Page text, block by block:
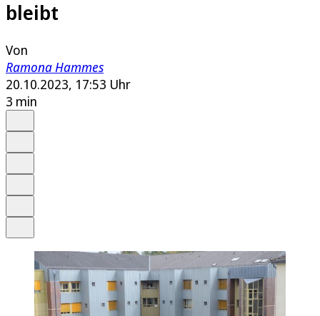
bleibt
Von
Ramona Hammes
20.10.2023, 17:53 Uhr
3 min